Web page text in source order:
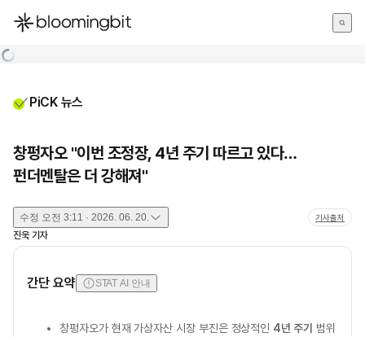
한국어
PiCK 뉴스
창펑자오 "이번 조정장, 4년 주기 따르고 있다…
펀더멘탈은 더 강해져"
수정 오전 3:11 · 2026. 06. 20. 기사출처
진욱 기자
간단 요약 STAT AI 안내
창펑자오가 현재 가상자산 시장 부진은 정상적인 4년 주기
범위